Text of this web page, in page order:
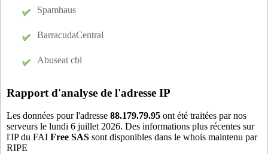
cac94
car75
- Paris 17 (17 km)
cer78
- Cernay-la-Ville (18 km)
cha75- Paris 15 (13 km)
cha92
- Colombes (16 km)
che78- Le Chesnay (4 km)
chp75 - Paris 18 (19 km)
88.191.117.184
Spamhaus
BarracudaCentral
Abuseat cbl
Rapport d'analyse de l'adresse IP
Les données pour l'adresse 88.179.79.95 ont été traitées par nos
serveurs le lundi 6 juillet 2026. Des informations plus récentes sur
l'IP du FAI Free SAS sont disponibles dans le whois maintenu par
RIPE